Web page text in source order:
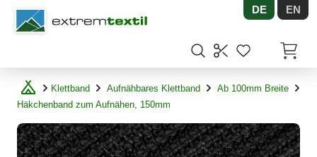
Shopware DE EN
Klettband Aufnähbares Klettband
Ab 100mm Breite
Häkchenband zum Aufnähen, 150mm